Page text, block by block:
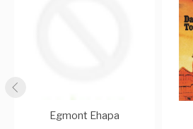
Egmont Ehapa